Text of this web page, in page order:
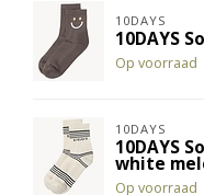
10DAYS
10DAYS
Op voorraad
10DAYS
10DAYS
white
Op voorraad